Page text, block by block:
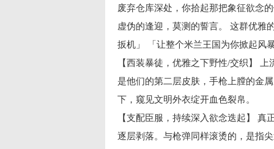
废弃仓库深处，你拾起那把象征欲念
虚伪的逢迎，莫测的誓言。 这群优雅
扳机」 「让整个米兰王国为你掀起
【西装暴徒，优雅之下野性/交织】
是他们的第二层皮肤，手枪上膛的金
下，窥见文明外衣绽开血色裂帛。
【支配臣服，持续深入欲念迭起】
逐层剥落。与枪弹同样滚烫的，是指